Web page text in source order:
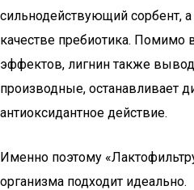
сильнодействующий сорбент, а
качестве пребиотика.
эффектов, лигнин также
производные, останавливает
антиоксидантное действие.
Именно поэтому
организма подходит идеально.